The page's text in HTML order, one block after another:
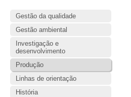
Gestão da qualidade
Gestão ambiental
Investigação e
desenvolvimento
Produção
Linhas de orientação
História